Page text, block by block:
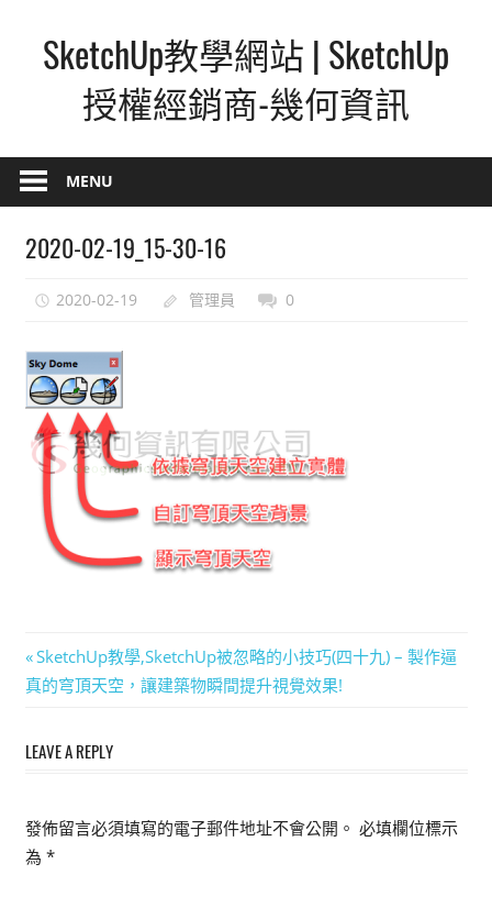
contentSketchUp教學網站 | SketchUp
授權經銷商-幾何資訊
–
最
覺
方
式,
人
人
能
上
軟
體
MENU
2020-02-19_15-30-16
2020-02-19 管理員 0
文
章
導
Previous
Post:
SketchUp教學,SketchUp被忽略的小技巧(四十九) – 製作逼
真的穹頂天空，讓建築物瞬間提升視覺效果!
LEAVE A REPLY
發佈留言必須填寫的電子郵件地址不會公開。 必填欄位標示
為 *